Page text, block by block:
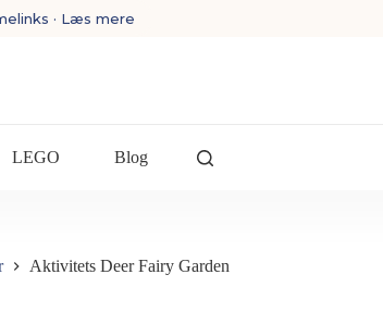
· Læs mere
LEGO Blog
Aktivitets Deer Fairy Garden